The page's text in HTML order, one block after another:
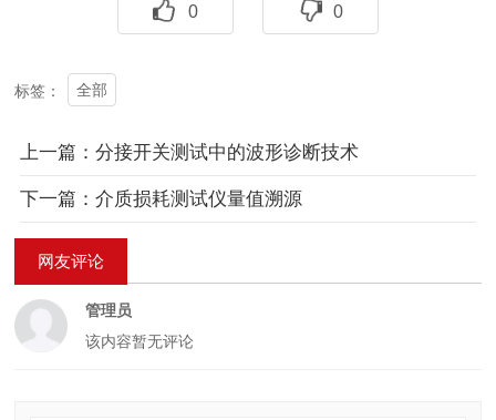
0 0
标签： 全部
上一篇：分接开关测试中的波形诊断技术
下一篇：介质损耗测试仪量值溯源
网友评论
管理员
该内容暂无评论